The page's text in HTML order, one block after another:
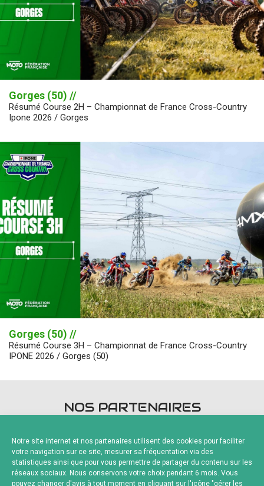
Notre site internet et nos partenaires utilisent des cookies pour faciliter
votre navigation sur ce site, mesurer sa fréquentation via des
statistiques ainsi que pour vous permettre de partager du contenu sur les
réseaux sociaux. Nous conservons votre choix pendant 6 mois. Vous
pouvez changer d'avis à tout moment en cliquant sur l'icône "gérer les
Gorges (50) //
Résumé Course 2H – Championnat de France Cross-Country
Ipone 2026 / Gorges
Gorges (50) //
Résumé Course 3H – Championnat de France Cross-Country
IPONE 2026 / Gorges (50)
NOS PARTENAIRES